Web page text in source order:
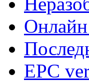
EPC